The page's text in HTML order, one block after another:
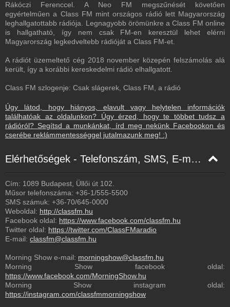
Rákóczi Ferenccel. A Neo FM megszűnését követően
egyértelműen a Class FM mint országos rádió lett Magyarország
leghallgatottabb rádiója. Legnagyobb örömünkre a Class FM online
is hallgatható, így nem csak FM-en keresztül lehet elérni
Magyarország legkedveltebb rádióját a Class FM-et.
A rádiót üzemeltető cég 2018 november közepén felszámolás alá
került, így a korábbi kereskedelmi rádió elhallgatott.
Class FM szlogenje: Csak slágerek, Class FM, a rádió
Úgy látod, hogy hiányos, elavult vagy helytelen információk
találhatóak az oldalunkon? Úgy érzed, hogy te többet tudsz a
rádióról? Segítsd a munkánkat, írd meg nekünk Facebookon és
cserébe reklámmentességgel jutalmazunk meg! :)
Elérhetőségek - Telefonszám, SMS, E-mail, Facebook
Cím: 1089 Budapest, Üllői út 102.
Műsor telefonszáma: +36-1/555-5500
SMS számuk: +36-70/645-0000
Weboldal: http://classfm.hu
Facebook oldal: https://www.facebook.com/classfm.hu
Twitter oldal: https://twitter.com/ClassFMaradio
E-mail: classfm@classfm.hu
Morning Show e-mail: morningshow@classfm.hu
Morning Show facebook oldal:
https://www.facebook.com/MorningShow.hu
Morning Show instagram oldal:
https://instagram.com/classfmmorningshow